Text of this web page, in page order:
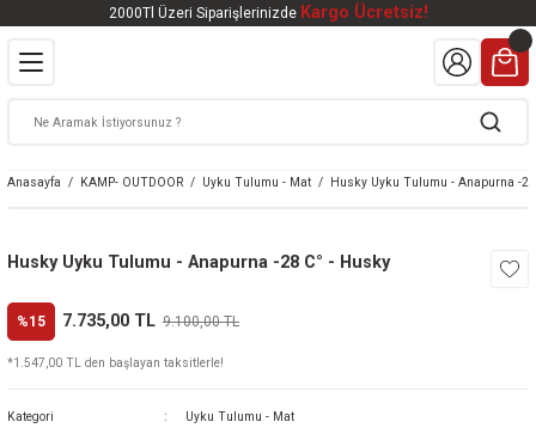
2000Tl Üzeri Siparişlerinizde Kargo Ücretsiz!
Geri Dön
Tüfekleri
Geri Dön
Geri Dön
Geri Dön
Geri Dön
Anasayfa KAMP- OUTDOOR Uyku Tulumu - Mat Husky Uyku Tulumu - Anapurna -
Husky Uyku Tulumu - Anapurna -28 C° - Husky
%15 7.735,00 TL 9.100,00 TL
*1.547,00 TL den başlayan taksitlerle!
Kategori
Uyku Tulumu - Mat